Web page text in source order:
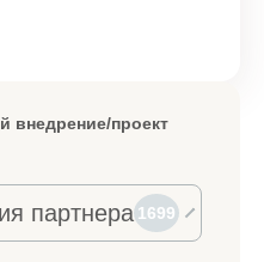
внедрение/проект
партнера 1699